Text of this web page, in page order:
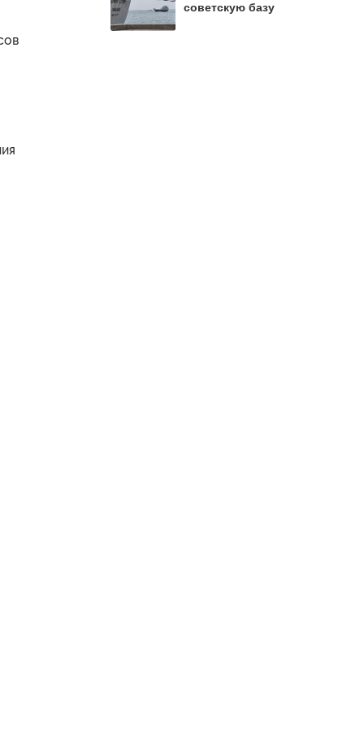
советскую базу